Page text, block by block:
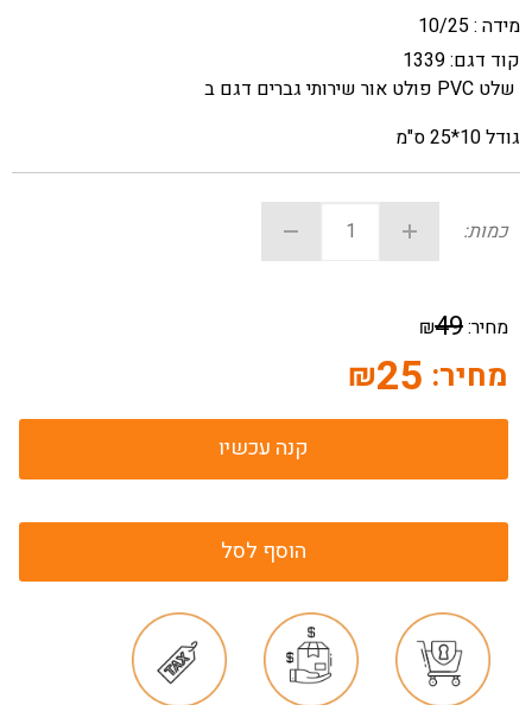
מידה : 10/25
קוד דגם:1339
שלט PVC פולט אור שירותי גברים דגם ב
גודל 10*25 ס"מ
כמות:
מחיר:49
₪
מחיר: 25
₪
קנה עכשיו
הוסף לסל